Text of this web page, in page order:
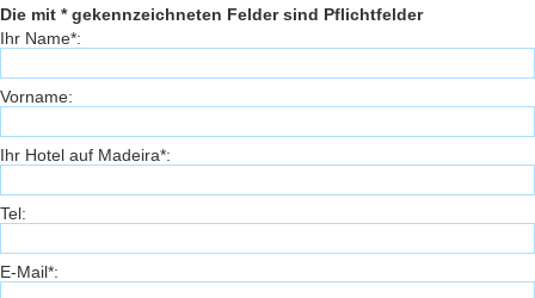
Die mit * gekennzeichneten Felder sind Pflichtfelder
Ihr Name*:
Vorname:
Ihr Hotel auf Madeira*:
Tel:
E-Mail*: